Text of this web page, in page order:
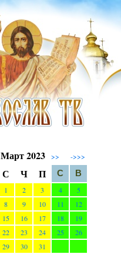
Март 2023 >> ->>>
С Ч П С
В
1
2 3 4
5
8 9 10 11
12
15 16 17 18
19
22 23 24 25
26
29 30 31